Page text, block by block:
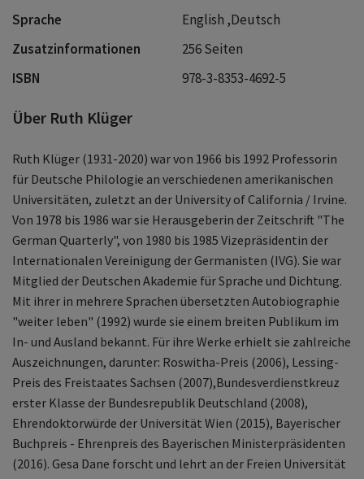
Sprache
English ,Deutsch
Zusatzinformationen
256 Seiten
ISBN
978-3-8353-4692-5
Über Ruth Klüger
Ruth Klüger (1931-2020) war von 1966 bis 1992 Professorin
für Deutsche Philologie an verschiedenen amerikanischen
Universitäten, zuletzt an der University of California / Irvine.
Von 1978 bis 1986 war sie Herausgeberin der Zeitschrift "The
German Quarterly", von 1980 bis 1985 Vizepräsidentin der
Internationalen Vereinigung der Germanisten (IVG). Sie war
Mitglied der Deutschen Akademie für Sprache und Dichtung.
Mit ihrer in mehrere Sprachen übersetzten Autobiographie
"weiter leben" (1992) wurde sie einem breiten Publikum im
In- und Ausland bekannt. Für ihre Werke erhielt sie zahlreiche
Auszeichnungen, darunter: Roswitha-Preis (2006), Lessing-
Preis des Freistaates Sachsen (2007),Bundesverdienstkreuz
erster Klasse der Bundesrepublik Deutschland (2008),
Ehrendoktorwürde der Universität Wien (2015), Bayerischer
Buchpreis - Ehrenpreis des Bayerischen Ministerpräsidenten
(2016). Gesa Dane forscht und lehrt an der Freien Universität